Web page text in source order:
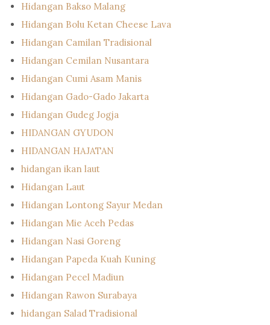
Hidangan Bakso Malang
Hidangan Bolu Ketan Cheese Lava
Hidangan Camilan Tradisional
Hidangan Cemilan Nusantara
Hidangan Cumi Asam Manis
Hidangan Gado-Gado Jakarta
Hidangan Gudeg Jogja
HIDANGAN GYUDON
HIDANGAN HAJATAN
hidangan ikan laut
Hidangan Laut
Hidangan Lontong Sayur Medan
Hidangan Mie Aceh Pedas
Hidangan Nasi Goreng
Hidangan Papeda Kuah Kuning
Hidangan Pecel Madiun
Hidangan Rawon Surabaya
hidangan Salad Tradisional